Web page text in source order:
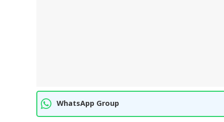
WhatsApp Group